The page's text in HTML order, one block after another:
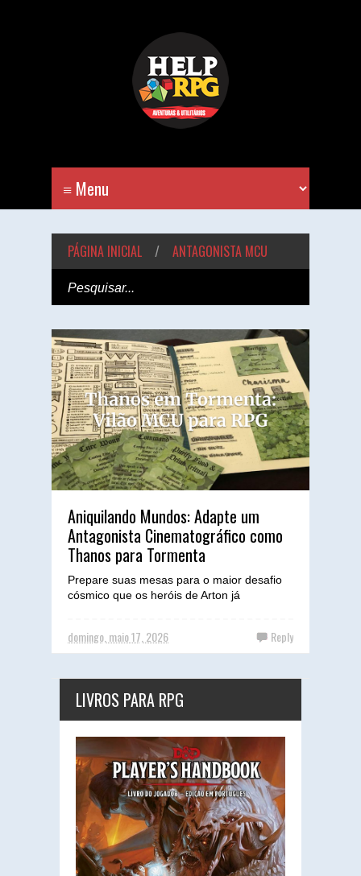
PÁGINA INICIAL / ANTAGONISTA MCU
Aniquilando Mundos: Adapte um
Antagonista Cinematográfico como
Thanos para Tormenta
Prepare suas mesas para o maior desafio
cósmico que os heróis de Arton já
domingo, maio 17, 2026 Reply
LIVROS PARA RPG